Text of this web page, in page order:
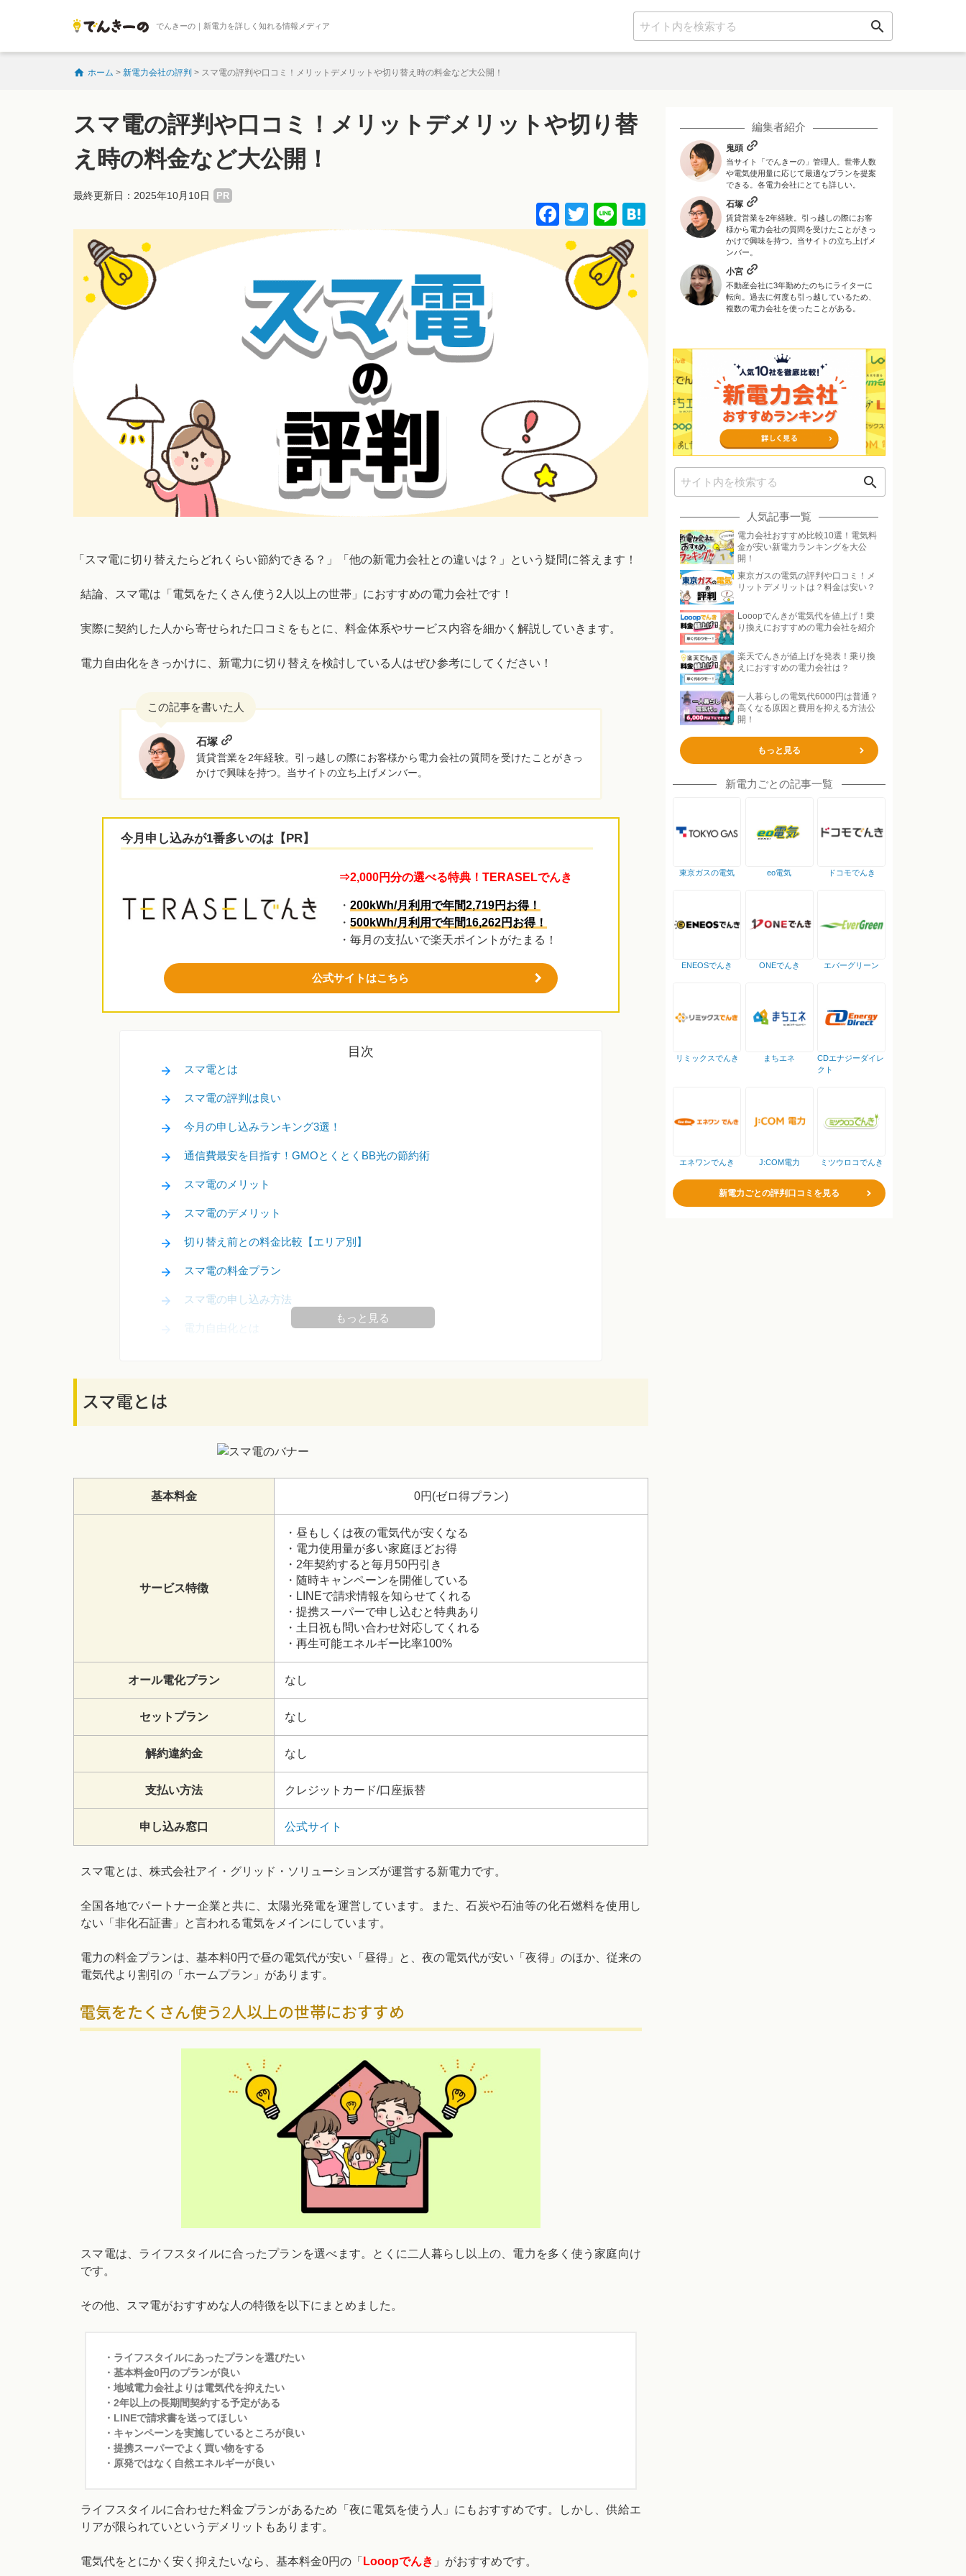
でんきーの｜新電力を詳しく知れる情報メディア search
ホーム > 新電力会社の評判 > スマ電の評判や口コミ！メリットデメリットや切り替え時の料金など大公開！
スマ電の評判や口コミ！メリットデメリットや切り替
え時の料金など大公開！
最終更新日：2025年10月10日 PR
Facebook
Twitter
Line Hatena
「スマ電に切り替えたらどれくらい節約できる？」「他の新電力会社との違いは？」という疑問に答えます！
結論、スマ電は「電気をたくさん使う2人以上の世帯」におすすめの電力会社です！
実際に契約した人から寄せられた口コミをもとに、料金体系やサービス内容を細かく解説していきます。
電力自由化をきっかけに、新電力に切り替えを検討している人はぜひ参考にしてください！
石塚
賃貸営業を2年経験。引っ越しの際にお客様から電力会社の質問を受けたことがきっ
かけで興味を持つ。当サイトの立ち上げメンバー。
今月申し込みが1番多いのは【PR】
⇒2,000円分の選べる特典！TERASELでんき
・ 200kWh/月利用で年間2,719円お得！
・ 500kWh/月利用で年間16,262円お得！
・毎月の支払いで楽天ポイントがたまる！
公式サイトはこちら
目次
スマ電とは
スマ電の評判は良い
今月の申し込みランキング3選！
通信費最安を目指す！GMOとくとくBB光の節約術
スマ電のメリット
スマ電のデメリット
切り替え前との料金比較【エリア別】
スマ電の料金プラン
スマ電の申し込み方法
電力自由化とは
もっと見る
スマ電とは
基本料金 0円(ゼロ得プラン)
サービス特徴
・昼もしくは夜の電気代が安くなる
・電力使用量が多い家庭ほどお得
・2年契約すると毎月50円引き
・随時キャンペーンを開催している
・LINEで請求情報を知らせてくれる
・提携スーパーで申し込むと特典あり
・土日祝も問い合わせ対応してくれる
・再生可能エネルギー比率100%
オール電化プラン なし
セットプラン なし
解約違約金 なし
支払い方法 クレジットカード/口座振替
申し込み窓口 公式サイト
スマ電とは、株式会社アイ・グリッド・ソリューションズが運営する新電力です。
全国各地でパートナー企業と共に、太陽光発電を運営しています。また、石炭や石油等の化石燃料を使用し
ない「非化石証書」と言われる電気をメインにしています。
電力の料金プランは、基本料0円で昼の電気代が安い「昼得」と、夜の電気代が安い「夜得」のほか、従来の
電気代より割引の「ホームプラン」があります。
電気をたくさん使う2人以上の世帯におすすめ
スマ電は、ライフスタイルに合ったプランを選べます。とくに二人暮らし以上の、電力を多く使う家庭向け
です。
その他、スマ電がおすすめな人の特徴を以下にまとめました。
・ライフスタイルにあったプランを選びたい
・基本料金0円のプランが良い
・地域電力会社よりは電気代を抑えたい
・2年以上の長期間契約する予定がある
・LINEで請求書を送ってほしい
・キャンペーンを実施しているところが良い
・提携スーパーでよく買い物をする
・原発ではなく自然エネルギーが良い
ライフスタイルに合わせた料金プランがあるため「夜に電気を使う人」にもおすすめです。しかし、供給エ
リアが限られていというデメリットもあります。
電気代をとにかく安く抑えたいなら、基本料金0円の「 Looopでんき 」がおすすめです。
編集者紹介
鬼頭
当サイト「でんきーの」管理人。世帯人数
や電気使用量に応じて最適なプランを提案
できる。各電力会社にとても詳しい。
石塚
賃貸営業を2年経験。引っ越しの際にお客
様から電力会社の質問を受けたことがきっ
かけで興味を持つ。当サイトの立ち上げメ
ンバー。
小宮
不動産会社に3年勤めたのちにライターに
転向。過去に何度も引っ越しているため、
複数の電力会社を使ったことがある。
search
人気記事一覧
電力会社おすすめ比較10選！電気料
金が安い新電力ランキングを大公
開！
東京ガスの電気の評判や口コミ！メ
リットデメリットは？料金は安い？
Looopでんきが電気代を値上げ！乗
り換えにおすすめの電力会社を紹介
楽天でんきが値上げを発表！乗り換
えにおすすめの電力会社は？
一人暮らしの電気代6000円は普通？
高くなる原因と費用を抑える方法公
開！
もっと見る
新電力ごとの記事一覧
東京ガスの電気 eo電気 ドコモでんき
ENEOSでんき ONEでんき エバーグリーン
リミックスでんき まちエネ
CDエナジーダイレ
クト
エネワンでんき J:COM電力 ミツウロコでんき
新電力ごとの評判口コミを見る